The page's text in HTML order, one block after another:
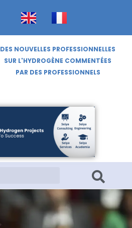
DES NOUVELLES PROFESSIONNELLES
SUR L'HYDROGÈNE COMMENTÉES
PAR DES PROFESSIONNELS